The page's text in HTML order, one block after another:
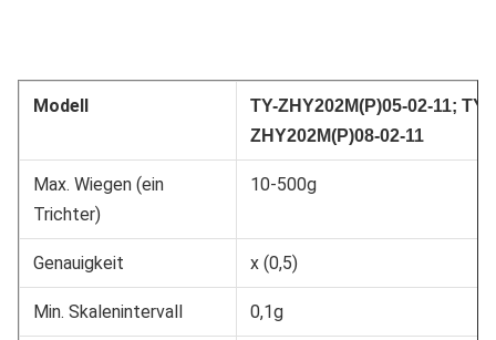
Modell TY-ZHY202M(P)05-02-11; TY-
ZHY202M(P)08-02-11
Max. Wiegen (ein
Trichter)
10-500g
Genauigkeit x (0,5)
Min. Skalenintervall 0,1g